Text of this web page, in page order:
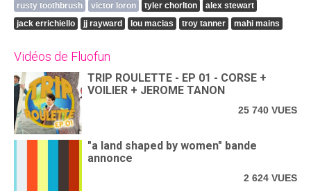
rusty toothbrush
victor loron tyler chorlton
alex stewart
jack errichiello
jj rayward lou macias troy tanner mahi mains
Vidéos de Fluofun
TRIP ROULETTE - EP 01 - CORSE +
VOILIER + JEROME TANON
25 740 VUES
"a land shaped by women" bande
annonce
2 624 VUES